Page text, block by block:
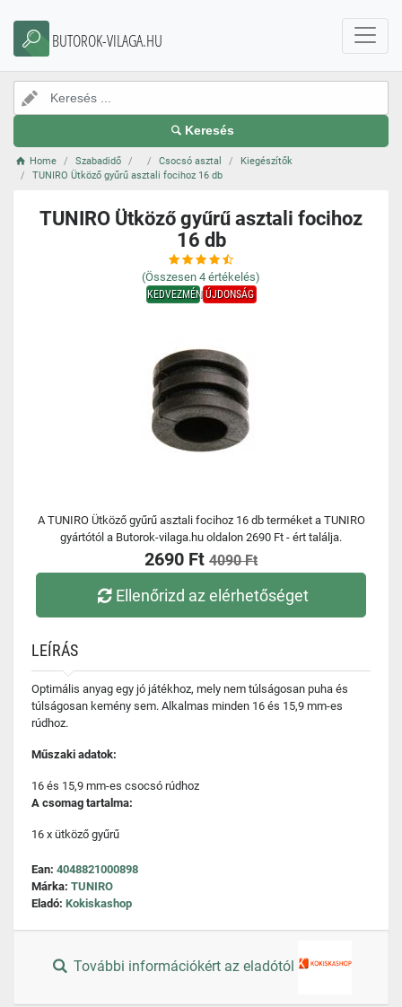
BUTOROK-VILAGA.HU
Keresés
Home Szabadidő Csocsó asztal
Kiegészítők
TUNIRO Ütköző gyűrű asztali focihoz 16 db
TUNIRO Ütköző gyűrű asztali focihoz
16 db
(Összesen 4 értékelés)
KEDVEZMÉNYÚJDONSÁG
A TUNIRO Ütköző gyűrű asztali focihoz 16 db terméket a TUNIRO
gyártótól a Butorok-vilaga.hu oldalon 2690 Ft - ért találja.
2690 Ft 4090 Ft
Ellenőrizd az elérhetőséget
LEÍRÁS
Optimális anyag egy jó játékhoz, mely nem túlságosan puha és
túlságosan kemény sem. Alkalmas minden 16 és 15,9 mm-es
rúdhoz.
Műszaki adatok:
16 és 15,9 mm-es csocsó rúdhoz
A csomag tartalma:
16 x ütköző gyűrű
Ean: 4048821000898
Márka: TUNIRO
Eladó: Kokiskashop
További információkért az eladótól